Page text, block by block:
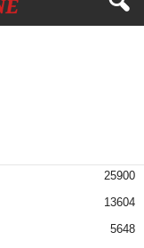
25900
13604
5648